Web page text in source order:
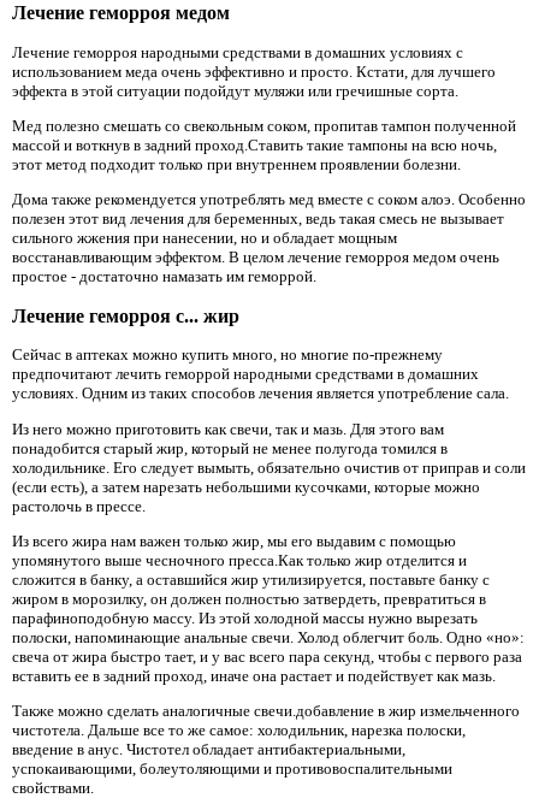
Лечение геморроя медом
Лечение геморроя народными средствами в домашних условиях с
использованием меда очень эффективно и просто. Кстати, для лучшего
эффекта в этой ситуации подойдут муляжи или гречишные сорта.
Мед полезно смешать со свекольным соком, пропитав тампон полученной
массой и воткнув в задний проход.Ставить такие тампоны на всю ночь,
этот метод подходит только при внутреннем проявлении болезни.
Дома также рекомендуется употреблять мед вместе с соком алоэ. Особенно
полезен этот вид лечения для беременных, ведь такая смесь не вызывает
сильного жжения при нанесении, но и обладает мощным
восстанавливающим эффектом. В целом лечение геморроя медом очень
простое - достаточно намазать им геморрой.
Лечение геморроя с... жир
Сейчас в аптеках можно купить много, но многие по-прежнему
предпочитают лечить геморрой народными средствами в домашних
условиях. Одним из таких способов лечения является употребление сала.
Из него можно приготовить как свечи, так и мазь. Для этого вам
понадобится старый жир, который не менее полугода томился в
холодильнике. Его следует вымыть, обязательно очистив от приправ и соли
(если есть), а затем нарезать небольшими кусочками, которые можно
растолочь в прессе.
Из всего жира нам важен только жир, мы его выдавим с помощью
упомянутого выше чесночного пресса.Как только жир отделится и
сложится в банку, а оставшийся жир утилизируется, поставьте банку с
жиром в морозилку, он должен полностью затвердеть, превратиться в
парафиноподобную массу. Из этой холодной массы нужно вырезать
полоски, напоминающие анальные свечи. Холод облегчит боль. Одно «но»:
свеча от жира быстро тает, и у вас всего пара секунд, чтобы с первого раза
вставить ее в задний проход, иначе она растает и подействует как мазь.
Также можно сделать аналогичные свечи.добавление в жир измельченного
чистотела. Дальше все то же самое: холодильник, нарезка полоски,
введение в анус. Чистотел обладает антибактериальными,
успокаивающими, болеутоляющими и противовоспалительными
свойствами.